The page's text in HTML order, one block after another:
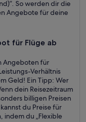
So werden dir die
Angebote für deine
für Flüge ab
Angeboten für
Verhältnis
Geld! Ein Tipp: Wer
dein Reisezeitraum
billigen Preisen
du Preise für
indem du „Flexible